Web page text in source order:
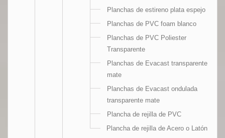
Planchas de estireno plata espejo
Planchas de PVC foam blanco
Planchas de PVC Poliester
Transparente
Planchas de Evacast transparente
mate
Planchas de Evacast ondulada
transparente mate
Plancha de rejilla de PVC
Plancha de rejilla de Acero o Latón